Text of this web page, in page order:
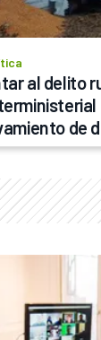
al delito
de